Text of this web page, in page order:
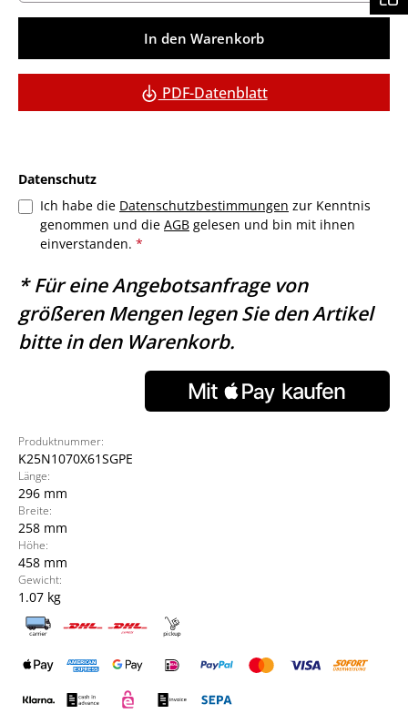
In den Warenkorb
PDF-Datenblatt
Datenschutz
Ich habe die Datenschutzbestimmungen zur Kenntnis
genommen und die AGB gelesen und bin mit ihnen
einverstanden. *
* Für eine Angebotsanfrage von
größeren Mengen legen Sie den Artikel
bitte in den Warenkorb.
Produktnummer:
K25N1070X61SGPE
Länge:
296 mm
Breite:
258 mm
Höhe:
458 mm
Gewicht:
1.07 kg